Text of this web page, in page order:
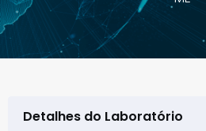
Detalhes do Laboratório